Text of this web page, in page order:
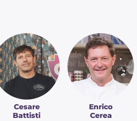
Cesare
Battisti
Enrico
Cerea